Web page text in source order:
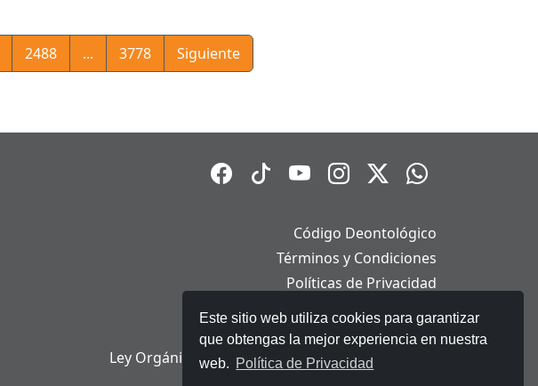
Este sitio web utiliza cookies para garantizar
que obtengas la mejor experiencia en nuestra
web. Política de Privacidad
2488 ... 3778 Siguiente
Código Deontológico
Términos y Condiciones
Políticas de Privacidad
Políticas de Cookies
Aviso Legal
Ley Orgánica de Protección de Datos Personales